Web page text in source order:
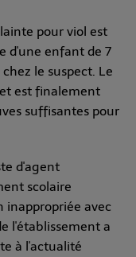
pour viol est
d'une enfant de 7
le suspect. Le
est finalement
suffisantes pour
d'agent
scolaire
inappropriée avec
l'établissement a
à l'actualité